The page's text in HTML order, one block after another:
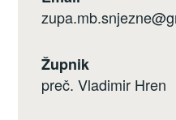
Župnik
preč. Vladimir Hren